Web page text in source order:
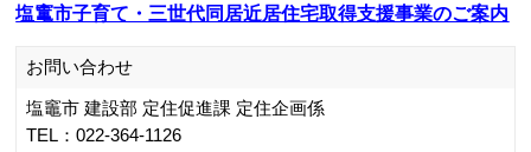
塩竃市子育て・三世代同居近居住宅取得支援事業のご案内
お問い合わせ
塩竈市 建設部 定住促進課 定住企画係
TEL：022-364-1126